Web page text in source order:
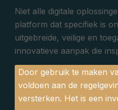
Niet alle digitale
platform dat specifiek is
uitgebreide, veilige en
innovatieve aanpak die
Door gebruik te maken
voldoen aan de
versterken. Het is een